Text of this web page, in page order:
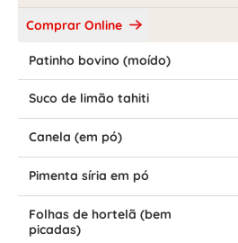
Comprar Online
Patinho bovino (moído)
Suco de limão tahiti
Canela (em pó)
Pimenta síria em pó
Folhas de hortelã (bem
picadas)